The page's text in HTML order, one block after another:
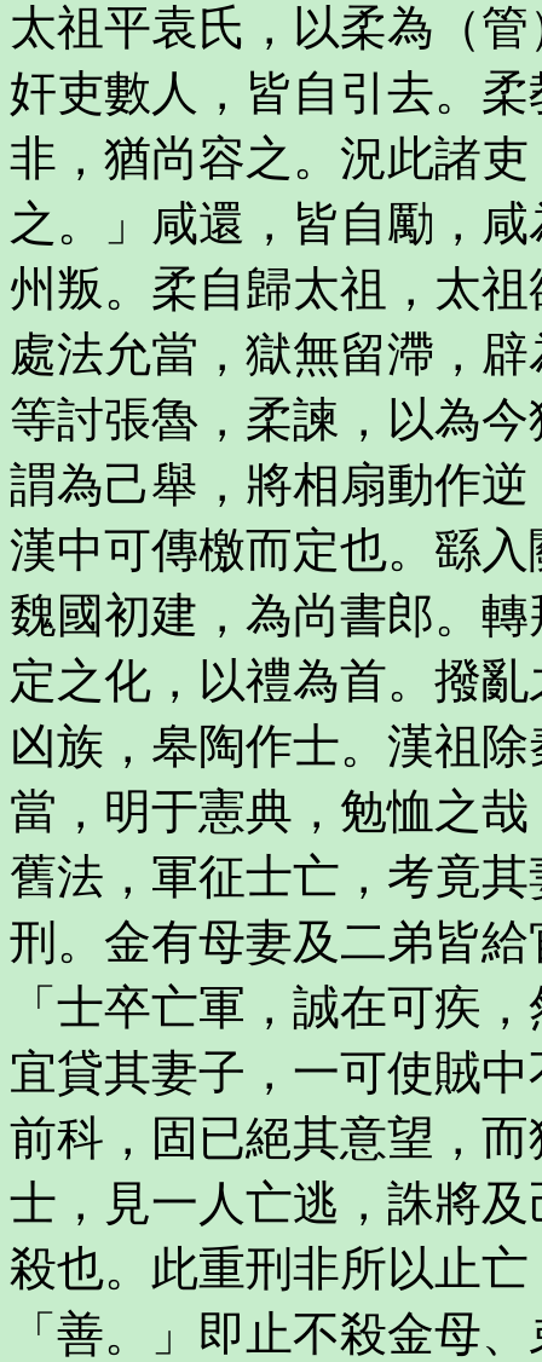
太祖平袁氏，以柔為（
奸吏數人，皆自引去。
非，猶尚容之。況此諸
之。」咸還，皆自勵，
州叛。柔自歸太祖，太
處法允當，獄無留滯，
等討張魯，柔諫，以為
謂為己舉，將相扇動作
漢中可傳檄而定也。繇
魏國初建，為尚書郎。
定之化，以禮為首。撥
凶族，皋陶作士。漢祖
當，明于憲典，勉恤之
舊法，軍征士亡，考竟
刑。金有母妻及二弟皆
「士卒亡軍，誠在可疾
宜貸其妻子，一可使賊
前科，固已絕其意望，
士，見一人亡逃，誅將
殺也。此重刑非所以止
「善。」即止不殺金母